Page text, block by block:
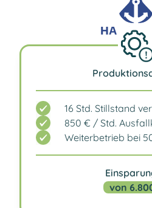
16 Std. Stillstand
850 € / Std.
Weiterbetrieb bei
von